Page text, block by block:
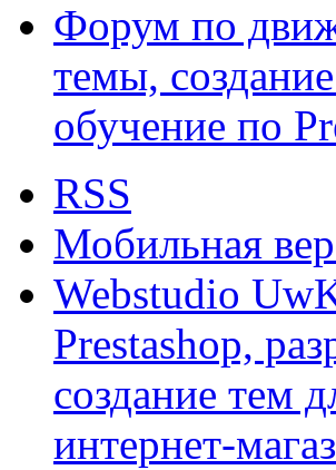
Форум по
темы,
обучение по
RSS
Мобильная
Webstudio
Prestashop,
создание тем
интернет-